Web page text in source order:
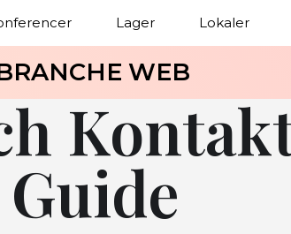
Lager Lokaler
WEB